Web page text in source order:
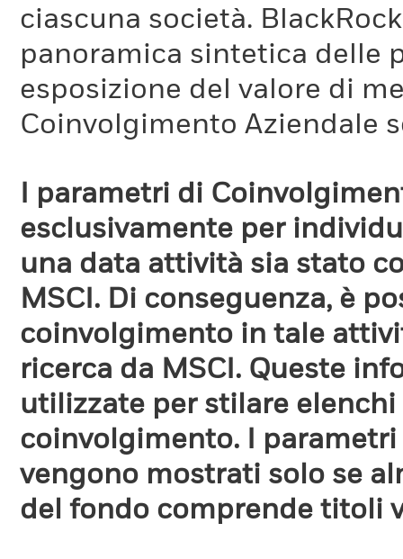
ciascuna società.
panoramica sintetica delle
esposizione del valore di
Coinvolgimento Aziendale
I parametri di
esclusivamente per
una data attività sia stato
MSCI. Di conseguenza, è
coinvolgimento in tale
ricerca da MSCI. Queste
utilizzate per stilare
coinvolgimento. I
vengono mostrati solo se
del fondo comprende titoli